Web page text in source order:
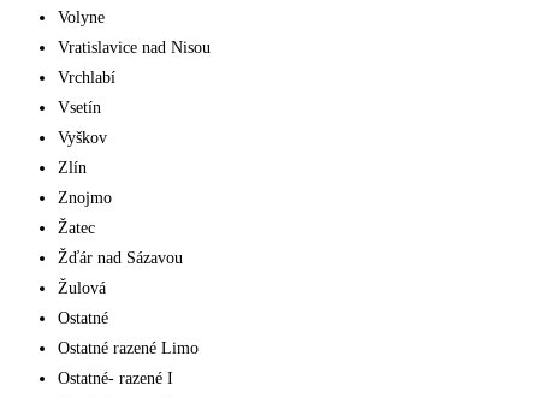
Volyne
Vratislavice nad Nisou
Vrchlabí
Vsetín
Vyškov
Zlín
Znojmo
Žatec
Žďár nad Sázavou
Žulová
Ostatné
Ostatné razené Limo
Ostatné- razené I